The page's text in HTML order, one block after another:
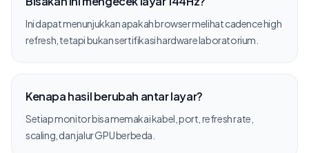
Ini dapat menunjukkan apakah browser melihat cadence high
refresh, tetapi bukan sertifikasi hardware laboratorium.
Kenapa hasil berubah antar layar?
Setiap monitor bisa memakai kabel, port, refresh rate,
scaling, dan jalur GPU berbeda.